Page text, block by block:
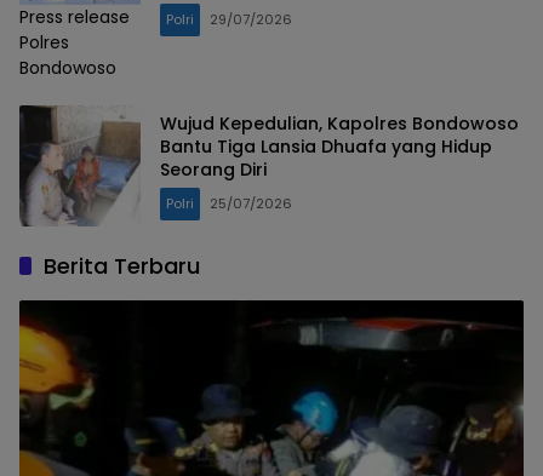
Press release
Polres
Bondowoso
Polri 29/07/2026
Wujud Kepedulian, Kapolres Bondowoso
Bantu Tiga Lansia Dhuafa yang Hidup
Seorang Diri
Polri 25/07/2026
Berita Terbaru